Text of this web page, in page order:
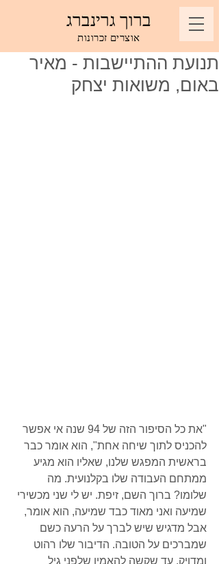
ברוך גרינברג
אוצרים זכרונות
תנועת ההתיישבות - מאיר
באום, משואות יצחק
"את כל הסיפור הזה של 94 שנה אי אפשר
להכניס לתוך שיחה אחת", הוא אומר כבר
בראשית המפגש שלנו, שאליו הוא מגיע
ממתחם העבודה שלו בקלנועית. מה
שלומו? ברוך השם, זיפת. יש לי שני מכשירי
שמיעה ואני מאוד כבד שמיעה, הוא אומר,
אבל מדגיש שיש לברך על הרעה כשם
שמברכים על הטובה. הדיבור שלו רהוט
ומדויק, עד שקשה להאמין שלפני גיל